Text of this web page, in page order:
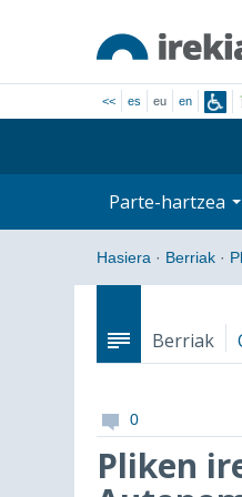
<< es eu en
Parte-hartzea
Hasiera · Berriak ·
Berriak
0
Pliken